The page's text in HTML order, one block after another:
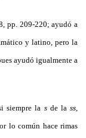
pp. 209-220; ayu­dó a
y lati­no, pero la
ayudó igualmente a
siempre la sde lass
lo común hace rimas